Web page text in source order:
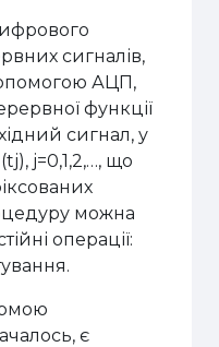
сигналів,
АЦП,
функції
сигнал, у
j=0,1,2,…, що
можна
операції:
є